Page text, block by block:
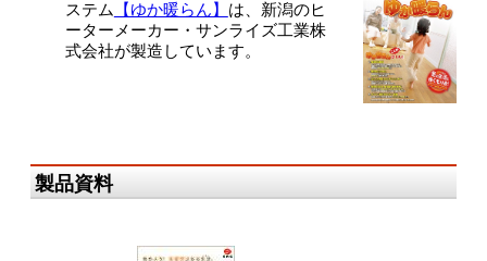
ステム 【ゆか暖らん】 は、新潟のヒ
ーターメーカー・サンライズ工業株
式会社が製造しています。
製品資料